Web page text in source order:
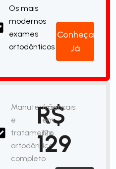
Os mais
modernos
exames
ortodônticos
Conheça
Já
Manutenção
e
tratamento
ortodôntico
completo
R$
129
/mensais
em
12x